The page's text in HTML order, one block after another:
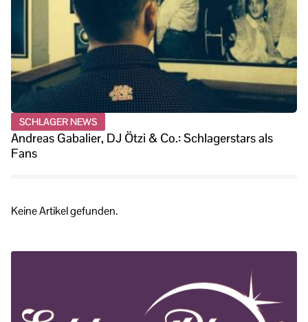
SCHLAGER NEWS
Andreas Gabalier, DJ Ötzi & Co.: Schlagerstars als
Fans
Keine Artikel gefunden.